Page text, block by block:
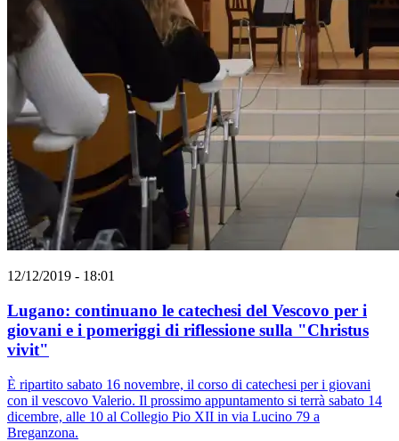
12/12/2019 - 18:01
Lugano: continuano le catechesi del Vescovo per i
giovani e i pomeriggi di riflessione sulla "Christus
vivit"
È ripartito sabato 16 novembre, il corso di catechesi per i giovani
con il vescovo Valerio. Il prossimo appuntamento si terrà sabato 14
dicembre, alle 10 al Collegio Pio XII in via Lucino 79 a
Breganzona.